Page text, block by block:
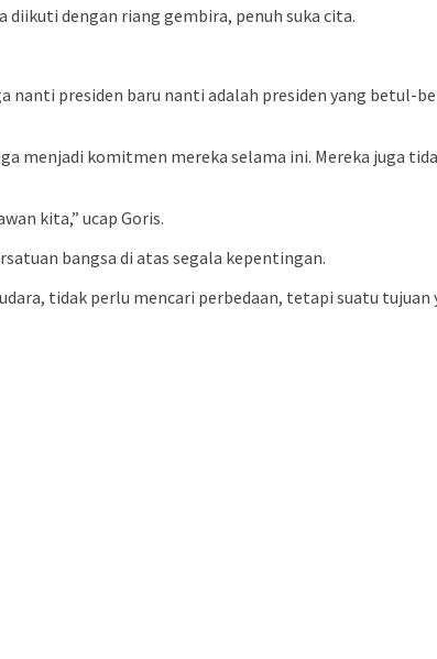
diikuti dengan riang gembira, penuh suka cita.
presiden baru nanti adalah presiden yang betul-
menjadi komitmen mereka selama ini. Mereka juga
kita,” ucap Goris.
bangsa di atas segala kepentingan.
tidak perlu mencari perbedaan, tetapi suatu tujuan